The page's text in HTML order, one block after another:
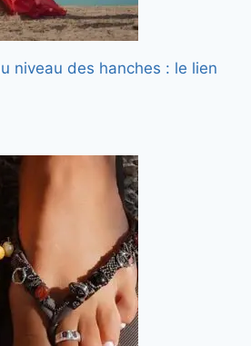
niveau des hanches : le lien